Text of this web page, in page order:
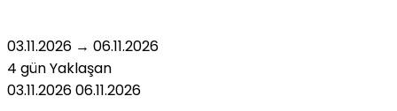
03.11.2026 → 06.11.2026
4 günYaklaşan
03.11.202606.11.2026